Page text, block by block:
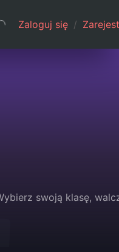
Zaloguj się /
swoją klasę,